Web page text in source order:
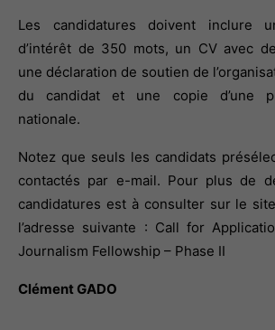
Les candidatures doivent inclure
d’intérêt de 350 mots, un CV avec
une déclaration de soutien de
du candidat et une copie d’une
nationale.
Notez que seuls les candidats
contactés par e-mail. Pour plus de
candidatures est à consulter sur le
l’adresse suivante : Call for
Journalism Fellowship – Phase II
Clément GADO